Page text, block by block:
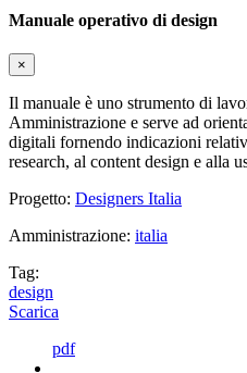
Manuale operativo di design
×
Il manuale è uno strumento di
Amministrazione e serve ad
digitali fornendo indicazioni
research, al content design e alla
Progetto: Designers Italia
Amministrazione: italia
Tag:
design
Scarica
pdf